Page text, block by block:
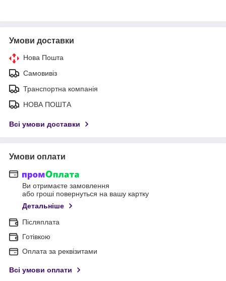
Умови доставки
Нова Пошта
Самовивіз
Транспортна компанія
НОВА ПОШТА
Всі умови доставки
Умови оплати
Ви отримаєте замовлення
або гроші повернуться на вашу картку
Детальніше
Післяплата
Готівкою
Оплата за реквізитами
Всі умови оплати